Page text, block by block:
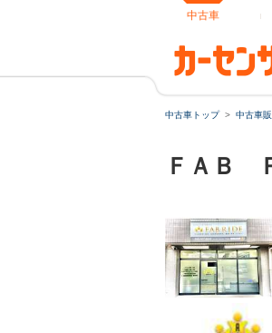
中古車
中古車トップ 中古車
ＦＡＢ